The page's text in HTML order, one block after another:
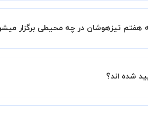
به هفتم تیزهوشان به صورت توافقی
لازم را انجام دهید.
تیزهوشان در چه محیطی برگزار
ادوبی کانکت برگزار میشود.
شده اند؟
تدریس تمامی اساتید را بررسی